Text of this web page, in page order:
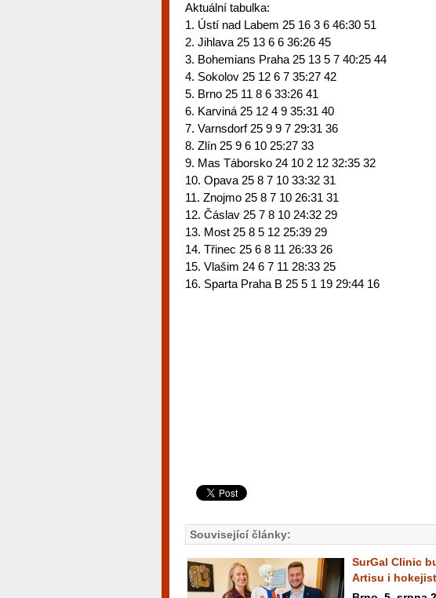
Aktuální tabulka:
1. Ústí nad Labem 25 16 3 6 46:30 51
2. Jihlava 25 13 6 6 36:26 45
3. Bohemians Praha 25 13 5 7 40:25 44
4. Sokolov 25 12 6 7 35:27 42
5. Brno 25 11 8 6 33:26 41
6. Karviná 25 12 4 9 35:31 40
7. Varnsdorf 25 9 9 7 29:31 36
8. Zlín 25 9 6 10 25:27 33
9. Mas Táborsko 24 10 2 12 32:35 32
10. Opava 25 8 7 10 33:32 31
11. Znojmo 25 8 7 10 26:31 31
12. Čáslav 25 7 8 10 24:32 29
13. Most 25 8 5 12 25:39 29
14. Třinec 25 6 8 11 26:33 26
15. Vlašim 24 6 7 11 28:33 25
16. Sparta Praha B 25 5 1 19 29:44 16
Související články:
SurGal Clinic
Artisu i